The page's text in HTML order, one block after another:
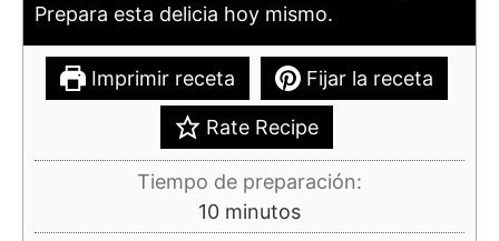
Prepara esta delicia hoy mismo.
Imprimir receta Fijar la receta
Rate Recipe
Tiempo de preparación:
10minutos
minutos